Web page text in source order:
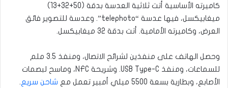
كاميرته الأساسية أتت ثلاثية العدسة بدقة (50+32+13)
ميغابيكسل، فيها عدسة “telephoto”. وعدسة للتصوير فائق
العرض، وكاميرته الأمامية. أتت بدقة 32 ميغابيكسل.
وحصل الهاتف على منفذين لشرائح الاتصال، ومنفذ 3.5 ملم
للسماعات، ومنفذ USB Type-C. وشريحة NFC، وماسح لبصمات
الأصابع، وبطارية بسعة 5500 ميلي أمبير تعمل مع
شاحن سريع.